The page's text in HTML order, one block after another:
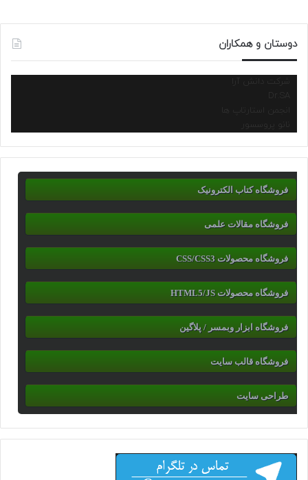
دوستان و همکاران
شرکت دانش آرا
انجمن استارتاپ ها
نانو پروسسور
فروشگاه کتاب الکترونیک
فروشگاه مقالات علمی
فروشگاه محصولات CSS/CSS3
فروشگاه محصولات HTML5/JS
فروشگاه ابزار وبمسر / پلاگین
فروشگاه قالب سایت
طراحی سایت